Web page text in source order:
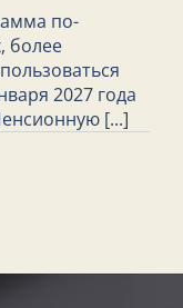
по-
более
2027 года
[...]